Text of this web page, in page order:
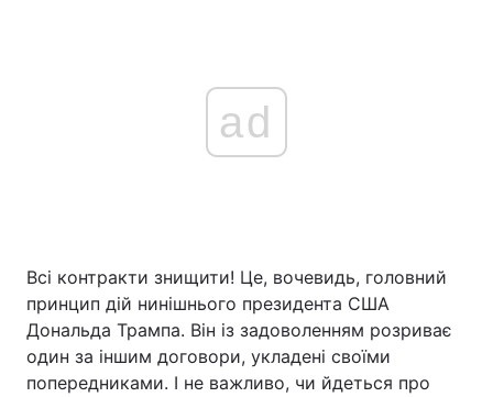
Головна Війна
Україна Політика
Економіка Світ
ad
Всі контракти знищити! Це, вочевидь, головний
принцип дій нинішнього президента США
Дональда Трампа. Він із задоволенням розриває
один за іншим договори, укладені своїми
попередниками. І не важливо, чи йдеться про